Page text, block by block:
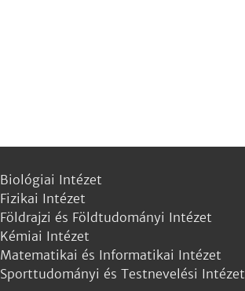
Biológiai Intézet
Fizikai Intézet
Földrajzi és Földtudományi Intézet
Kémiai Intézet
Matematikai és Informatikai Intézet
Sporttudományi és Testnevelési Intézet